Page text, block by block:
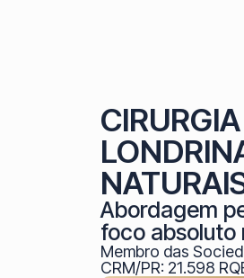
Abordagem
foco absoluto
Membro das
CRM/PR: 21.598